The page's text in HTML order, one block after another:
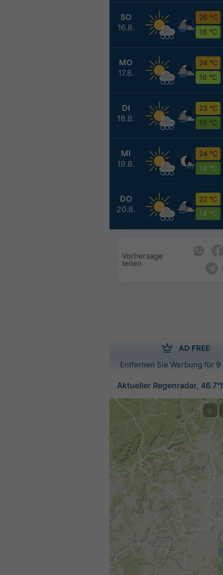
SO
16.8.
26 °C
16 °C
MO
17.8.
24 °C
16 °C
DI
18.8.
23 °C
15 °C
MI
19.8.
24 °C
14 °C
DO
20.8.
22 °C
14 °C
Vorhersage
teilen
AD FREE
Entfernen Sie Werbung für
Aktueller Regenradar,
©